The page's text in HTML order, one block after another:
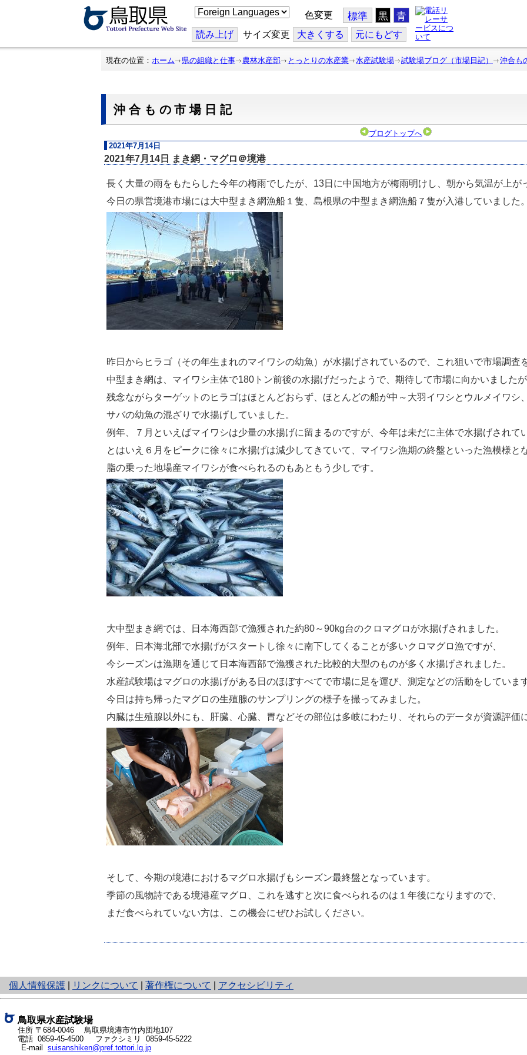
こ
の
ジ
を
翻
色変更 標準 黒 青
読み上げ サイズ変更 大きくする 元にもどす
現在の位置： ホーム 県の組織と仕事 農林水産部 とっとりの水産業 水産試験場 試験場ブログ（市場日記） 沖合も
沖合もの市場日記
ブログトップへ
2021年7月14日
2021年7月14日 まき網・マグロ＠境港
長く大量の雨をもたらした今年の梅雨でしたが、13日に中国地方が梅雨明けし、朝から気温が上が
今日の県営境港市場には大中型まき網漁船１隻、島根県の中型まき網漁船７隻が入港していました。
昨日からヒラゴ（その年生まれのマイワシの幼魚）が水揚げされているので、これ狙いで市場調査
中型まき網は、マイワシ主体で180トン前後の水揚げだったようで、期待して市場に向かいましたが
残念ながらターゲットのヒラゴはほとんどおらず、ほとんどの船が中～大羽イワシとウルメイワシ、
サバの幼魚の混ざりで水揚げしていました。
例年、７月といえばマイワシは少量の水揚げに留まるのですが、今年は未だに主体で水揚げされて
とはいえ６月をピークに徐々に水揚げは減少してきていて、マイワシ漁期の終盤といった漁模様と
脂の乗った地場産マイワシが食べられるのもあともう少しです。
大中型まき網では、日本海西部で漁獲された約80～90kg台のクロマグロが水揚げされました。
例年、日本海北部で水揚げがスタートし徐々に南下してくることが多いクロマグロ漁ですが、
今シーズンは漁期を通じて日本海西部で漁獲された比較的大型のものが多く水揚げされました。
水産試験場はマグロの水揚げがある日のほぼすべてで市場に足を運び、測定などの活動をしています
今日は持ち帰ったマグロの生殖腺のサンプリングの様子を撮ってみました。
内臓は生殖腺以外にも、肝臓、心臓、胃などその部位は多岐にわたり、それらのデータが資源評価
そして、今期の境港におけるマグロ水揚げもシーズン最終盤となっています。
季節の風物詩である境港産マグロ、これを逃すと次に食べられるのは１年後になりますので、
まだ食べられていない方は、この機会にぜひお試しください。
個人情報保護
と
り
ッ
ト
へ
の
リンクについて 著作権について アクセシビリティ
鳥取県水産試験場
住所 〒684-0046
鳥取県境港市竹内団地107
電話 0859-45-4500
ファクシミリ 0859-45-5222
E-mail suisanshiken@pref.tottori.lg.jp